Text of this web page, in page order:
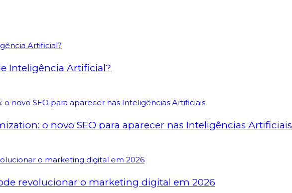
Inteligência Artificial?
o novo SEO para aparecer nas Inteligências Artificiais
revolucionar o marketing digital em 2026